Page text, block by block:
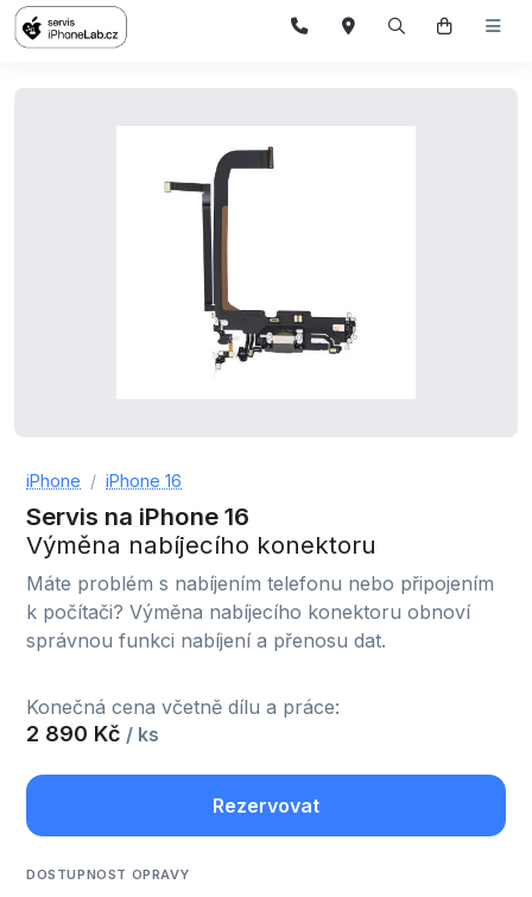
iPhone iPhone 16
Servis na iPhone 16
Výměna nabíjecího konektoru
Máte problém s nabíjením telefonu nebo připojením
k počítači? Výměna nabíjecího konektoru obnoví
správnou funkci nabíjení a přenosu dat.
Konečná cena včetně dílu a práce:
2 890 Kč / ks
Rezervovat
DOSTUPNOST OPRAVY